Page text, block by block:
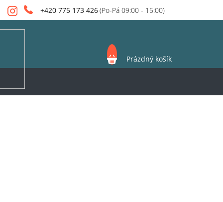
+420 775 173 426
NÁKUPNÍ
KOŠÍK
Prázdný košík